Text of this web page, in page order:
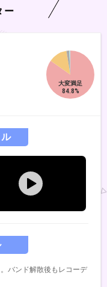
ー
バンド解散後もレコーデ